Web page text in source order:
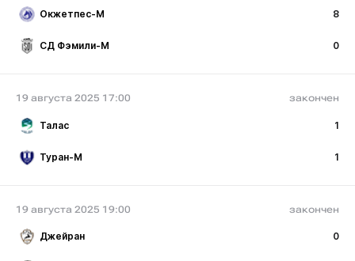
Окжетпес-М 8
СД Фэмили-М 0
19 августа 2025 17:00 закончен
Талас 1
Туран-М 1
19 августа 2025 19:00 закончен
Джейран 0